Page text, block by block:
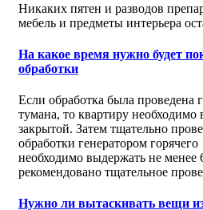
Никаких пятен и разводов
мебель и предметы интерьера
На какое время нужно будет
обработки
Если обработка была проведена
тумана, то квартиру
закрытой. Затем тщательно
обработки генератором
необходимо выдержать не менее
рекомендовано тщательное
Нужно ли вытаскивать вещи